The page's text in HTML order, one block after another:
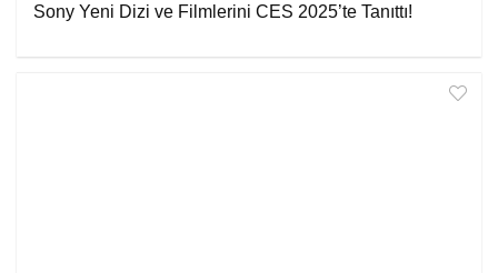
Sony Yeni Dizi ve Filmlerini CES 2025’te Tanıttı!